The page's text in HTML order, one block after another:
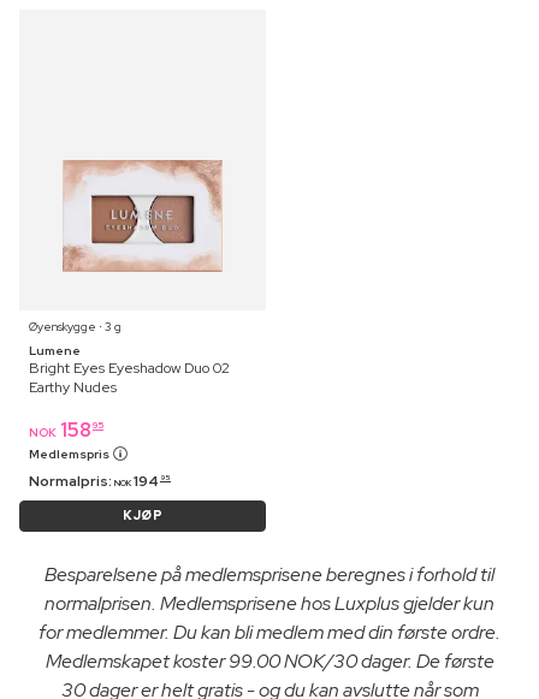
Øyenskygge ⋅ 3 g
Lumene
Bright Eyes Eyeshadow Duo 02
Earthy Nudes
NOK 158 95
Medlemspris
Normalpris: NOK 194 95
KJØP
Besparelsene på medlemsprisene beregnes i forhold til
normalprisen. Medlemsprisene hos Luxplus gjelder kun
for medlemmer. Du kan bli medlem med din første ordre.
Medlemskapet koster 99.00 NOK/30 dager. De første
30 dager er helt gratis - og du kan avslutte når som